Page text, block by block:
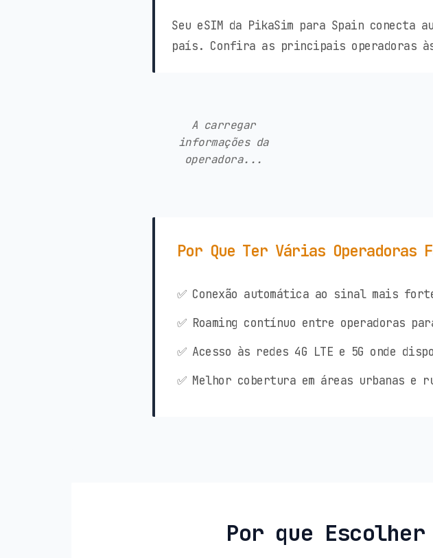
Seu eSIM da PikaSim para Spain conecta
país. Confira as principais operadoras
A carregar
informações da
operadora...
Por Que Ter Várias Operadoras
✅ Conexão automática ao sinal mais
✅ Roaming contínuo entre operadoras
✅ Acesso às redes 4G LTE e 5G onde
✅ Melhor cobertura em áreas urbanas e
Por que